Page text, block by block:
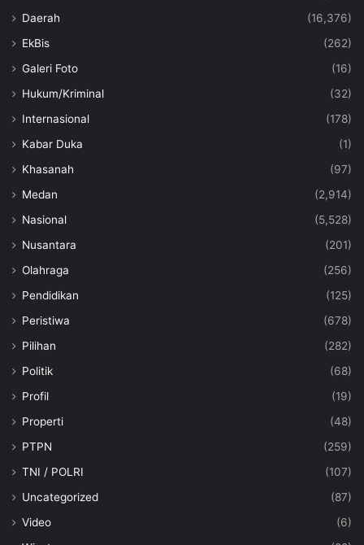
Daerah
(16,376)
EkBis
(262)
Galeri Foto
(16)
Hukum/Kriminal
(32)
Internasional
(178)
Kabar Duka
(1)
Khasanah
(97)
Medan
(2,914)
Nasional
(5,528)
Nusantara
(201)
Olahraga
(256)
Pendidikan
(125)
Peristiwa
(678)
Pilihan
(282)
Politik
(68)
Profil
(19)
Properti
(48)
PTPN
(259)
TNI / POLRI
(107)
Uncategorized
(87)
Video
(6)